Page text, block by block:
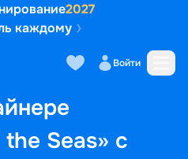
2027
каждому
Войти
Seas» с
кают Маршрут и